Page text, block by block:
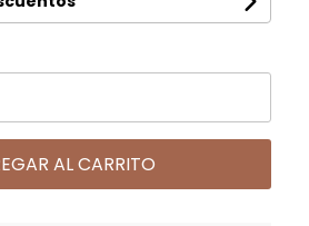
AL CARRITO